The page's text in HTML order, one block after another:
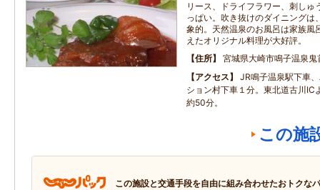
リース、ドライフラワー、刺しゅ
っぱい。吹き抜けのダイニングは
象的。天然温泉のお風呂は家族風
えたオリジナル料理が大好評。
住所
宮城県大崎市鳴子温泉
アクセス
JR鳴子温泉駅下車
ション村下車１分。東北道古川IC
約50分。
この施
この施設と交通手段を自由に組み合わせたおトクな